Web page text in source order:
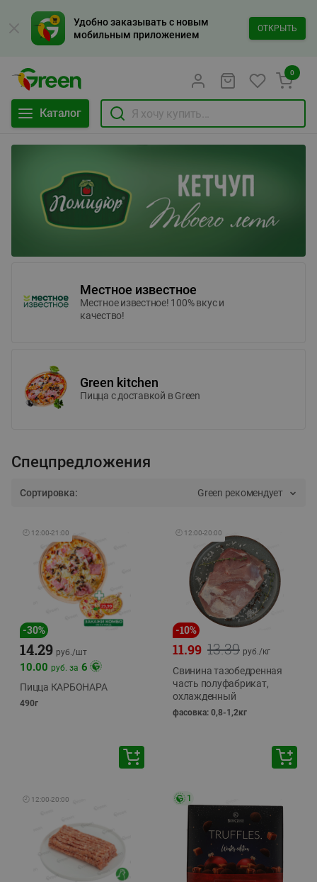
Удобно заказывать с новым
мобильным приложением
ОТКРЫТЬ
Каталог
0
Местное известное
Местное известное! 100% вкус и
качество!
Green kitchen
Пицца c доставкой в Green
Спецпредложения
Сортировка: Green рекомендует
🕘 12:00-21:00
-30%
14.29 руб./шт
10.00 руб. за 6
Пицца КАРБОНАРА
490г
🕘 12:00-20:00
-10%
13.39
11.99 руб./кг
Свинина тазобедренная
часть полуфабрикат,
охлажденный
фасовка: 0,8-1,2кг
🕘 12:00-20:00 1